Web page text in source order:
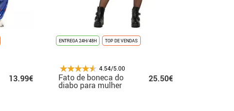
13.99€
ENTREGA 24H/48H TOP DE VENDAS
4.54/5.00
Fato de boneca do
diabo para mulher
25.50€